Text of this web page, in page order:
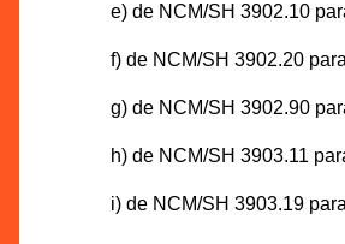
e) de NCM/SH 3902.10
f) de NCM/SH 3902.20
g) de NCM/SH 3902.90
h) de NCM/SH 3903.11
i) de NCM/SH 3903.19